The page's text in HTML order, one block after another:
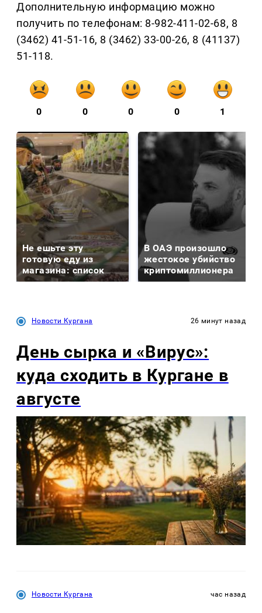
Дополнительную информацию можно
получить по телефонам: 8-982-411-02-68, 8
(3462) 41-51-16, 8 (3462) 33-00-26, 8 (41137)
51-118.
0 0 0 0 1
Не ешьте эту
готовую еду из
магазина: список
В ОАЭ произошло
жестокое убийство
криптомиллионера
Новости Кургана 26 минут назад
День сырка и «Вирус»:
куда сходить в Кургане в
августе
Новости Кургана час назад